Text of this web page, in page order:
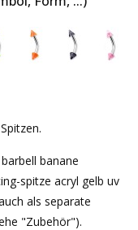
banane
spitze acryl gelb uv
als separate
"Zubehör").